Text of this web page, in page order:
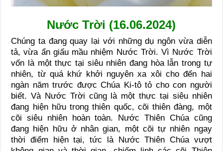
Nước Trời (16.06.2024)
Chúng ta đang quay lại với những dụ ngôn vừa diễn
tả, vừa ẩn giấu mầu nhiệm Nước Trời. Vì Nước Trời
vốn là một thực tại siêu nhiên đang hòa lẫn trong tự
nhiên, từ quá khứ khởi nguyên xa xôi cho đến hai
ngàn năm trước được Chúa Ki-tô tỏ cho con người
biết. Và Nước Trời cũng là một thực tại siêu nhiên
đang hiện hữu trong thiên quốc, cõi thiên đàng, một
cõi siêu nhiên hoàn toàn. Nước Thiên Chúa cũng
đang hiện hữu ở nhân gian, một cõi tự nhiên ngay
thời điểm hiện tại, tức là Nước Thiên Chúa vượt